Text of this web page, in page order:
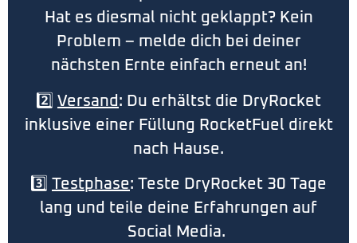
Hat es diesmal nicht geklappt? Kein
Problem – melde dich bei deiner
nächsten Ernte einfach erneut an!
2️⃣ Versand : Du erhältst die DryRocket
inklusive einer Füllung RocketFuel direkt
nach Hause.
3️⃣ Testphase: Teste DryRocket 30 Tage
lang und teile deine Erfahrungen auf
Social Media.